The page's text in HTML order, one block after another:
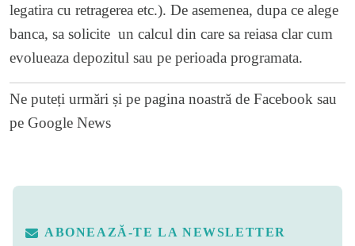
legatira cu retragerea etc.). De asemenea, dupa ce alege
banca, sa solicite un calcul din care sa reiasa clar cum
evolueaza depozitul sau pe perioada programata.
Ne puteți urmări și pe pagina noastră de Facebook sau
pe Google News
ABONEAZĂ-TE LA NEWSLETTER